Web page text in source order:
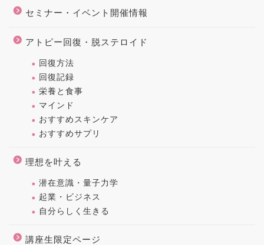
セミナー・イベント開催情報
アトピー回復・脱ステロイド
回復方法
回復記録
栄養と食事
マインド
おすすめスキンケア
おすすめサプリ
理想を叶える
潜在意識・量子力学
起業・ビジネス
自分らしく生きる
講座生限定ページ